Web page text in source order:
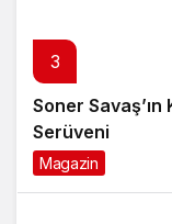
3
Soner Savaş’ın
Serüveni
Magazin